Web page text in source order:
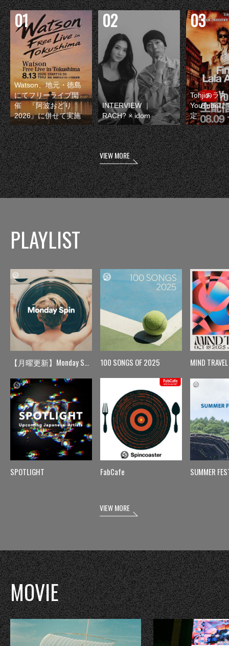
Watson、地元・徳島
にてフリーライブ開
催 『阿波おどり
2026』に併せて実施
INTERVIEW ｜
RACH? × idom
Tohjiのラス
YouTubeに
定
VIEW MORE
PLAYLIST
【月曜更新】Monday Spin
SPOTLIGHT
100 SONGS OF 2025
FabCafe
MIND TRAVEL
SUMMER
VIEW MORE
MOVIE